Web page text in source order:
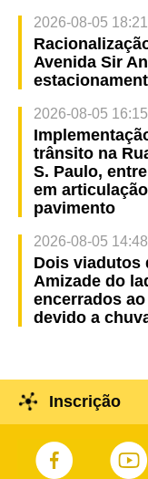
2026-08-05 18:21
Avenida Sir
2026-08-05 16:15
trânsito na
S. Paulo,
em
pavimento
2026-08-05 14:48
Dois viadutos
Amizade do
encerrados
devido a
Inscrição